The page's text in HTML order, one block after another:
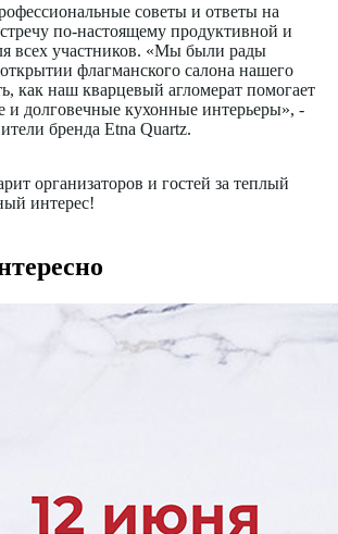
советы и ответы на
по-настоящему продуктивной и
всех участников. «Мы были рады
флагманского салона нашего
как наш кварцевый агломерат помогает
и долговечные кухонные интерьеры», -
бренда Etna Quartz.
организаторов и гостей за теплый
интерес!